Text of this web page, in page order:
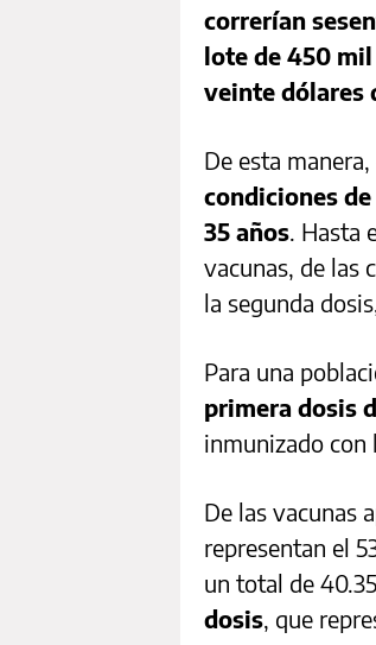
correrían
lote de 450
veinte dólares
De esta
condiciones
35 años. Hasta
vacunas, de las
la segunda
Para una
primera dosis
inmunizado con
De las vacunas
representan el
un total de
dosis, que